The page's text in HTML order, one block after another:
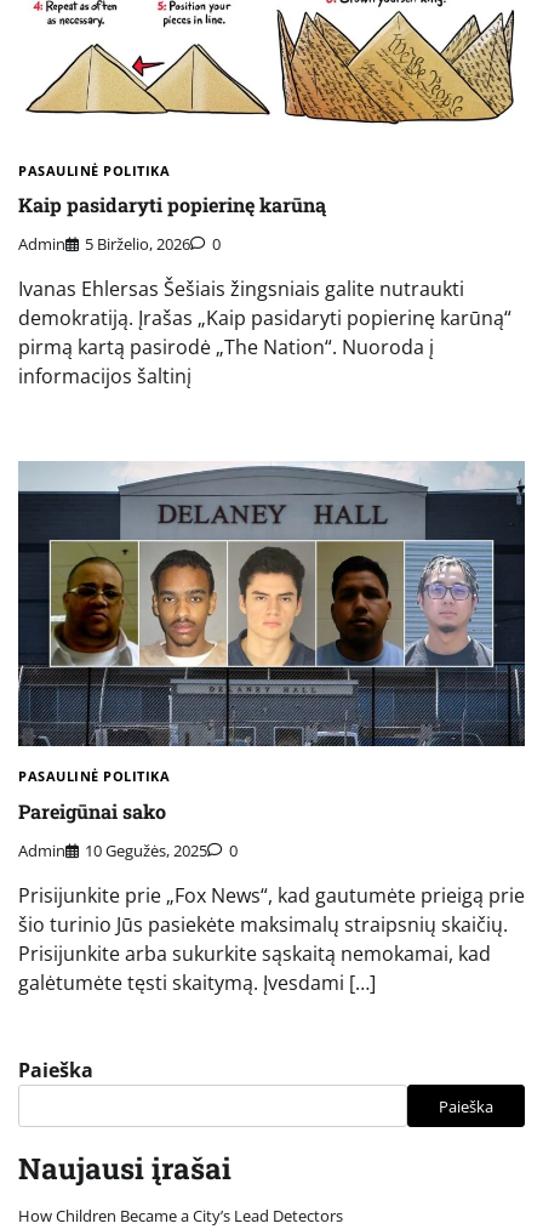
PASAULINĖ POLITIKA
Kaip pasidaryti popierinę karūną
Admin 5 Birželio, 2026 0
Ivanas Ehlersas Šešiais žingsniais galite nutraukti
demokratiją. Įrašas „Kaip pasidaryti popierinę karūną“
pirmą kartą pasirodė „The Nation“. Nuoroda į
informacijos šaltinį
PASAULINĖ POLITIKA
Pareigūnai sako
Admin 10 Gegužės, 2025 0
Prisijunkite prie „Fox News“, kad gautumėte prieigą prie
šio turinio Jūs pasiekėte maksimalų straipsnių skaičių.
Prisijunkite arba sukurkite sąskaitą nemokamai, kad
galėtumėte tęsti skaitymą. Įvesdami […]
Paieška
Paieška
Naujausi įrašai
How Children Became a City’s Lead Detectors